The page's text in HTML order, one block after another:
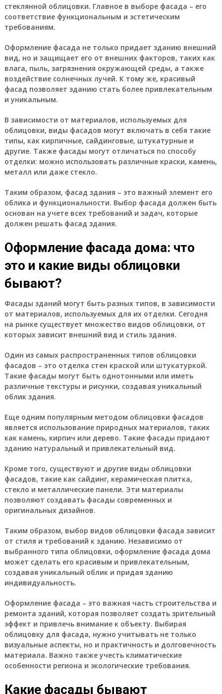
стеклянной облицовки. Главное в выборе фасада – его
соответствие функциональным и эстетическим
требованиям.
Оформление фасада не только придает зданию внешний
вид, но и защищает его от внешних факторов, таких как
влага, пыль, загрязнения окружающей среды, а также
воздействие солнечных лучей. К тому же, красивый
фасад позволяет зданию стать более привлекательным
и уникальным.
В зависимости от материалов, используемых для
облицовки, виды фасадов могут включать в себя такие
типы, как кирпичные, сайдинговые, штукатурные и
другие. Также фасады могут отличаться по способу
отделки: можно использовать различные краски, камень,
металл или даже стекло.
Таким образом, фасад здания – это важный элемент его
облика и функциональности. Выбор фасада должен быть
основан на учете всех требований и задач, которые
должен решать фасад здания.
Оформление фасада дома: что
это и какие виды облицовки
бывают?
Фасады зданий могут быть разных типов, в зависимости
от материалов, используемых для их отделки. Сегодня
на рынке существует множество видов облицовки, от
которых зависит внешний вид и стиль здания.
Один из самых распространенных типов облицовки
фасадов – это отделка стен краской или штукатуркой.
Такие фасады могут быть однотонными или иметь
различные текстуры и рисунки, создавая уникальный
облик здания.
Еще одним популярным методом облицовки фасадов
является использование природных материалов, таких
как камень, кирпич или дерево. Такие фасады придают
зданию натуральный и привлекательный вид.
Кроме того, существуют и другие виды облицовки
фасадов, такие как сайдинг, керамическая плитка,
стекло и металлические панели. Эти материалы
позволяют создавать фасады современных и
оригинальных дизайнов.
Таким образом, выбор видов облицовки фасада зависит
от стиля и требований к зданию. Независимо от
выбранного типа облицовки, оформление фасада дома
может сделать его красивым и привлекательным,
создавая уникальный облик и придая зданию
индивидуальность.
Оформление фасада – это важная часть строительства и
ремонта зданий, которая позволяет создать зрительный
эффект и привлечь внимание к объекту. Выбирая
облицовку для фасада, нужно учитывать не только
визуальные аспекты, но и практичность и долговечность
материала. Важно также учесть климатические
особенности региона и экологические требования.
Какие фасады бывают